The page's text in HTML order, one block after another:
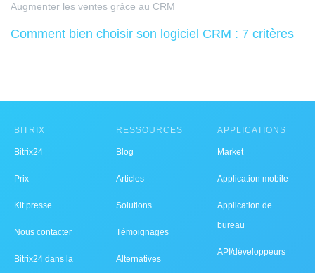
Augmenter les ventes grâce au CRM
Comment bien choisir son logiciel CRM : 7 critères
BITRIX
Bitrix24
Prix
Kit presse
Nous contacter
Bitrix24 dans la
RESSOURCES
Blog
Articles
Solutions
Témoignages
Alternatives
APPLICATIONS
Market
Application mobile
Application de
bureau
API/développeurs